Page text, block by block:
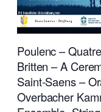
Poulenc –
Britten – A
Saint-Saens –
Overbacher